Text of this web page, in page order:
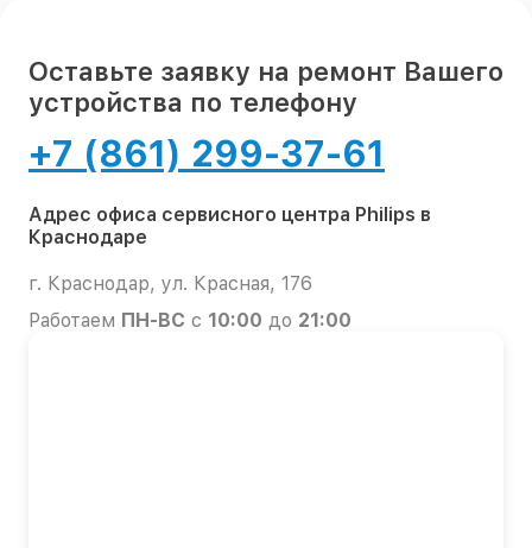
Оставьте заявку на ремонт Вашего
устройства по телефону
+7 (861) 299-37-61
Адрес офиса сервисного центра Philips в
Краснодаре
г. Краснодар, ул. Красная, 176
Работаем ПН-ВС с 10:00 до 21:00